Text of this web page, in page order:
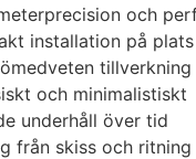
och
installation på plats
tillverkning
och minimalistiskt
underhåll över tid
från skiss och